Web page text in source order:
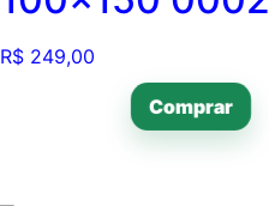
R$ 249,00
Comprar